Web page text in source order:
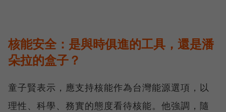
核能安全：是與時俱進的工具，還是潘
朵拉的盒子？
童子賢表示，應支持核能作為台灣能源選項，以
理性、科學、務實的態度看待核能。他強調，隨